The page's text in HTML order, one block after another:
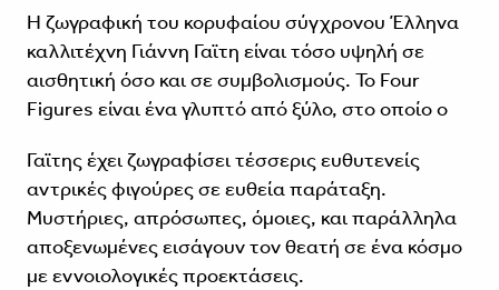
Η ζωγραφική του κορυφαίου σύγχρονου Έλληνα
καλλιτέχνη Γιάννη Γαϊτη είναι τόσο υψηλή σε
αισθητική όσο και σε συμβολισμούς. Το Four
Figures είναι ένα γλυπτό από ξύλο, στο οποίο ο
Γαϊτης έχει ζωγραφίσει τέσσερις ευθυτενείς
αντρικές φιγούρες σε ευθεία παράταξη.
Μυστήριες, απρόσωπες, όμοιες, και παράλληλα
αποξενωμένες εισάγουν τον θεατή σε ένα κόσμο
με εννοιολογικές προεκτάσεις.